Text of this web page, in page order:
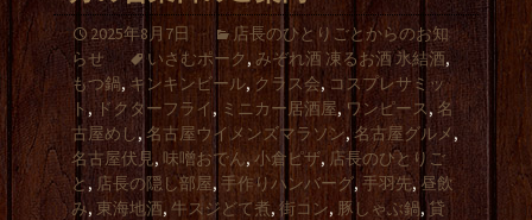
2025年8月7日
店長のひとりごとからのお知
らせ
いさむポーク, みぞれ酒 凍るお酒 氷結酒,
もつ鍋,キンキンビール, クラス会, コスプレサミッ
ト ,ドクターフライ, ミニカー居酒屋,ワンピース, 名
古屋めし,名古屋ウイメンズマラソン, 名古屋グルメ,
名古屋伏見, 味噌おでん, 小倉ピザ, 店長のひとりご
と, 店長の隠し部屋, 手作りハンバーグ, 手羽先, 昼飲
み, 東海地酒, 牛スジどて煮, 街コン, 豚しゃぶ鍋,貸